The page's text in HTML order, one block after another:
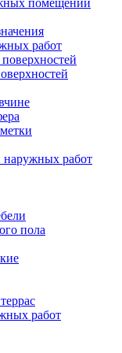
помещений
работ
наружных работ
пола
работ